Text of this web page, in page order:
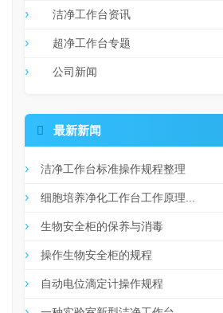
洁净工作台资讯
超净工作台专题
公司新闻
 最新新闻
洁净工作台标准操作规程整理
细胞培养净化工作台工作原理...
生物安全柜的保养与消毒
操作生物安全柜的规程
自动电位滴定计操作规程